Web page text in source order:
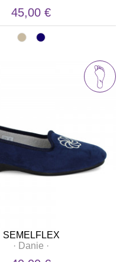
45,00 €
SEMELFLEX
· Danie ·